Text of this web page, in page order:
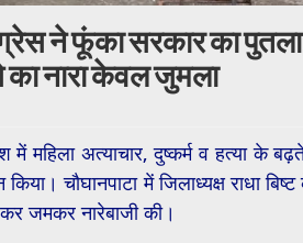
ने फूंका सरकार का
का नारा केवल जुमला
में महिला अत्याचार, दुष्कर्म व हत्या के
चौघानपाटा में जिलाध्यक्ष राधा
जमकर नारेबाजी की।